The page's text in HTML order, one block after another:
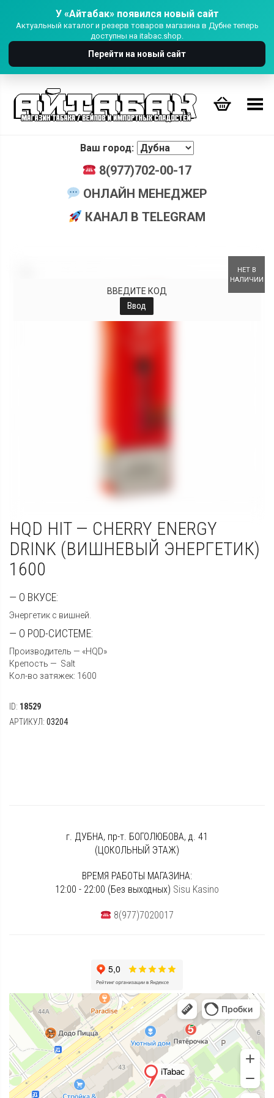
У «Айтабак» появился новый сайт
Актуальный каталог и резерв товаров магазина в Дубне теперь
доступны на itabac.shop.
Перейти на новый сайт
Переключить Меню
Ваш город:
8(977)702-00-17
ОНЛАЙН МЕНЕДЖЕР
КАНАЛ В TELEGRAM
НЕТ В
НАЛИЧИИ
ВВЕДИТЕ КОД
Ввод
HQD HIT — CHERRY ENERGY
DRINK (ВИШНЕВЫЙ ЭНЕРГЕТИК)
1600
— О ВКУСЕ:
Энергетик с вишней.
— О POD-СИСТЕМЕ:
Производитель — «HQD»
Крепость — Salt
Кол-во затяжек: 1600
ID: 18529
АРТИКУЛ: 03204
г. ДУБНА, пр-т. БОГОЛЮБОВА, д. 41
(ЦОКОЛЬНЫЙ ЭТАЖ)
ВРЕМЯ РАБОТЫ МАГАЗИНА:
12:00 - 22:00 (Без выходных) Sisu Kasino
8(977)7020017